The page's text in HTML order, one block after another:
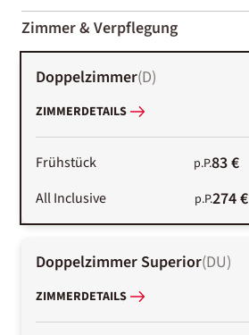
01-02
Zimmer & Verpflegung
Doppelzimmer(D)
ZIMMERDETAILS
Frühstück p.P.83 €
All Inclusive p.P.274 €
Doppelzimmer Superior(DU)
ZIMMERDETAILS